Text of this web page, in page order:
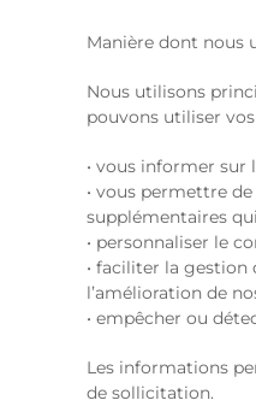
Manière dont nous
Nous utilisons
pouvons utiliser
• vous informer sur
• vous permettre
supplémentaires
• personnaliser le
• faciliter la gestion
l’amélioration de
• empêcher ou
Les informations
de sollicitation.